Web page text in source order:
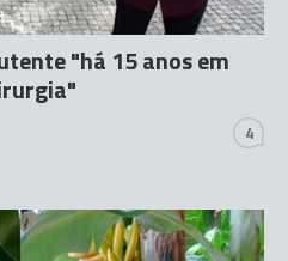
"há 15 anos em
4